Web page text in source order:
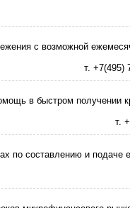
с возможной
т. +7(495)
в быстром получении
т.
по составлению и подаче